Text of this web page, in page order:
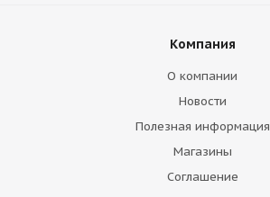
Компания
О компании
Новости
Полезная информация
Магазины
Соглашение